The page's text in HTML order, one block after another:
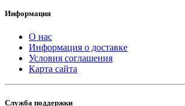
Информация
О нас
Информация о доставке
Условия соглашения
Карта сайта
Служба поддержки